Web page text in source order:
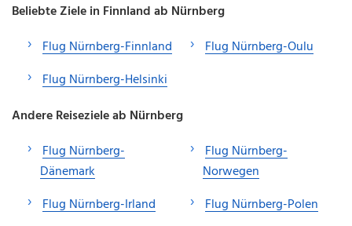
Beliebte Ziele in Finnland ab Nürnberg
Flug Nürnberg-Finnland
Flug Nürnberg-Helsinki
Flug Nürnberg-Oulu
Andere Reiseziele ab Nürnberg
Flug Nürnberg-
Dänemark
Flug Nürnberg-Irland
Flug Nürnberg-
Norwegen
Flug Nürnberg-Polen